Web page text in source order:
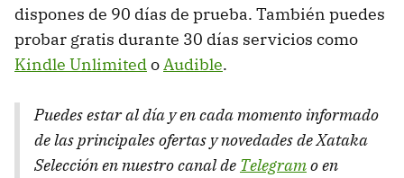
dispones de 90 días de prueba. También puedes
probar gratis durante 30 días servicios como
Kindle UnlimitedoAudible.
Puedes estar al día y en cada momento informado
de las principales ofertas y novedades de Xataka
Selección en nuestro canal de Telegramo en